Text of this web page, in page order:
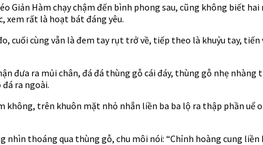
Giản Hàm chạy chậm đến bình phong sau, cũng không biết
xem rất là hoạt bát đáng yêu.
cuối cùng vẫn là đem tay rụt trở về, tiếp theo là khuỷu tay,
đưa ra mủi chân, đá đá thùng gỗ cái đáy, thùng gỗ nhẹ
ra ngoài.
trên khuôn mặt nhỏ nhắn liền ba ba lộ ra thập phần
nhìn thoáng qua thùng gỗ, chu môi nói: “Chỉnh hoàng cung